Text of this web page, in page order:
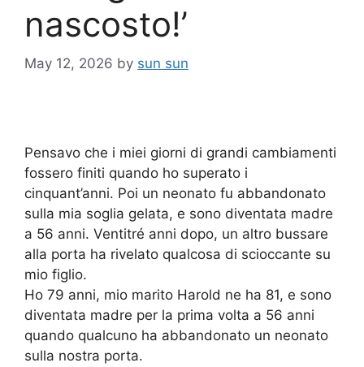
nascosto!’
May 12, 2026 by sun sun
Pensavo che i miei giorni di grandi cambiamenti
fossero finiti quando ho superato i
cinquant’anni. Poi un neonato fu abbandonato
sulla mia soglia gelata, e sono diventata madre
a 56 anni. Ventitré anni dopo, un altro bussare
alla porta ha rivelato qualcosa di scioccante su
mio figlio.
Ho 79 anni, mio marito Harold ne ha 81, e sono
diventata madre per la prima volta a 56 anni
quando qualcuno ha abbandonato un neonato
sulla nostra porta.